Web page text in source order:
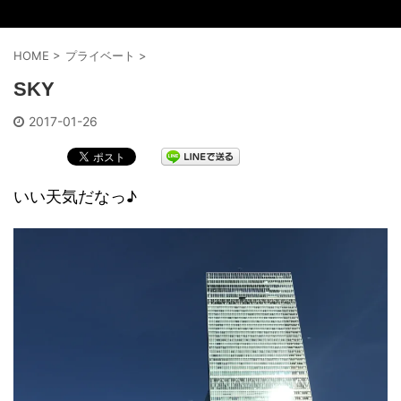
HOME > プライベート >
SKY
2017-01-26
いい天気だなっ♪